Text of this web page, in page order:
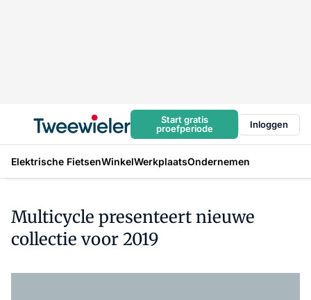
Start gratis
proefperiode
Inloggen
Elektrische FietsenWinkelWerkplaatsOndernemen
Multicycle presenteert nieuwe
collectie voor 2019